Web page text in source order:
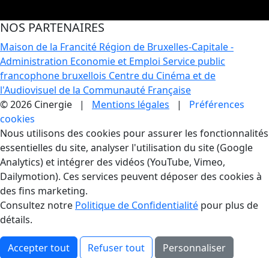
NOS PARTENAIRES
Maison de la Francité Région de Bruxelles-Capitale -
Administration Economie et Emploi Service public
francophone bruxellois Centre du Cinéma et de
l'Audiovisuel de la Communauté Française
© 2026 Cinergie | Mentions légales | Préférences
cookies
Gestion des Cookies
Nous utilisons des cookies pour assurer les fonctionnalités
essentielles du site, analyser l'utilisation du site (Google
Analytics) et intégrer des vidéos (YouTube, Vimeo,
Dailymotion). Ces services peuvent déposer des cookies à
des fins marketing.
Consultez notre Politique de Confidentialité pour plus de
détails.
Accepter tout Refuser tout Personnaliser